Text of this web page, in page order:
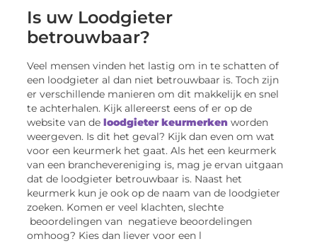
Is uw Loodgieter
betrouwbaar?
Veel mensen vinden het lastig om in te schatten of
een loodgieter al dan niet betrouwbaar is. Toch zijn
er verschillende manieren om dit makkelijk en snel
te achterhalen. Kijk allereerst eens of er op de
website van deloodgieter keurmerken worden
weergeven. Is dit het geval? Kijk dan even om wat
voor een keurmerk het gaat. Als het een keurmerk
van een branchevereniging is, mag je ervan uitgaan
dat de loodgieter betrouwbaar is. Naast het
keurmerk kun je ook op de naam van de loodgieter
zoeken. Komen er veel klachten, slechte
beoordelingen van negatieve beoordelingen
omhoog? Kies dan liever voor een l